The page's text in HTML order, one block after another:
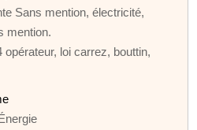
Sans mention, électricité,
mention.
loi carrez, bouttin,